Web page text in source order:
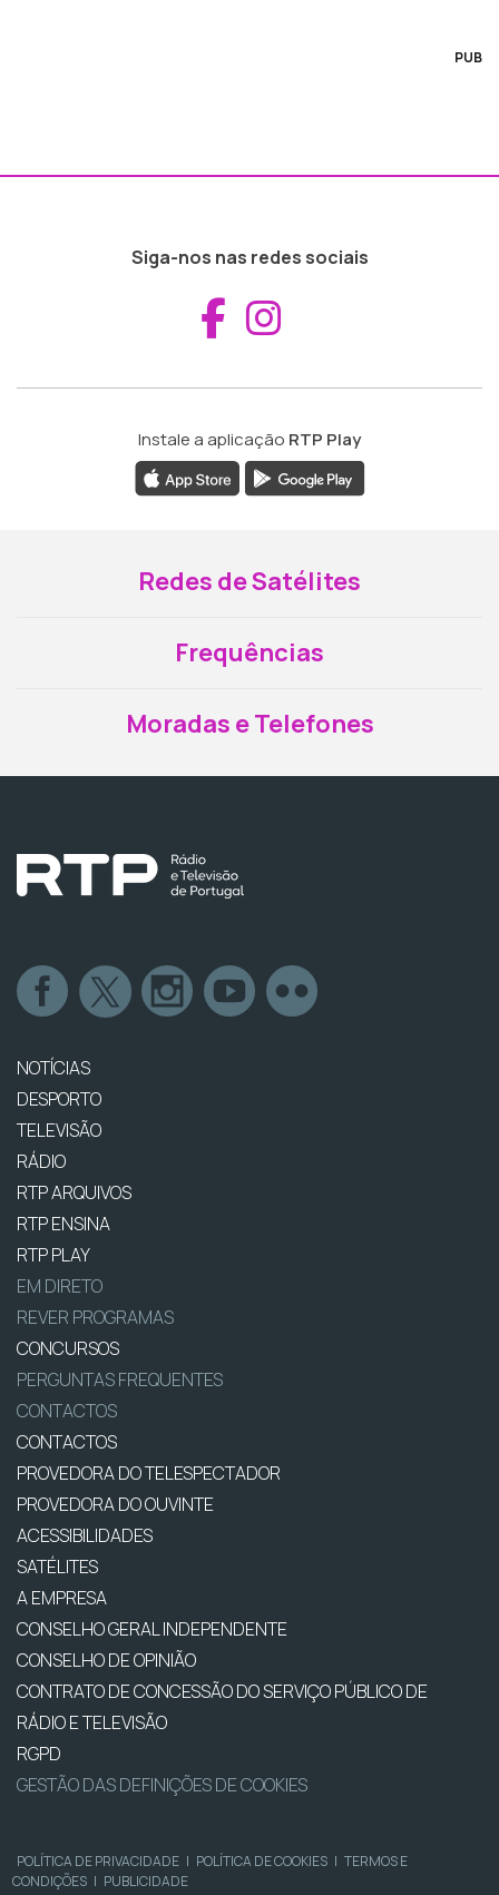
PUB
Siga-nos nas redes sociais
Aceder ao
Instale a aplicação RTP Play
Redes de Satélites
Frequências
Moradas e Telefones
NOTÍCIAS
DESPORTO
TELEVISÃO
RÁDIO
RTP ARQUIVOS
RTP ENSINA
RTP PLAY
EM DIRETO
REVER PROGRAMAS
CONCURSOS
PERGUNTAS FREQUENTES
CONTACTOS
CONTACTOS
PROVEDORA DO TELESPECTADOR
PROVEDORA DO OUVINTE
ACESSIBILIDADES
SATÉLITES
A EMPRESA
CONSELHO GERAL INDEPENDENTE
CONSELHO DE OPINIÃO
CONTRATO DE CONCESSÃO DO SERVIÇO PÚBLICO DE
RÁDIO E TELEVISÃO
RGPD
GESTÃO DAS DEFINIÇÕES DE COOKIES
POLÍTICA DE PRIVACIDADE | POLÍTICA DE COOKIES | TERMOS E
CONDIÇÕES | PUBLICIDADE